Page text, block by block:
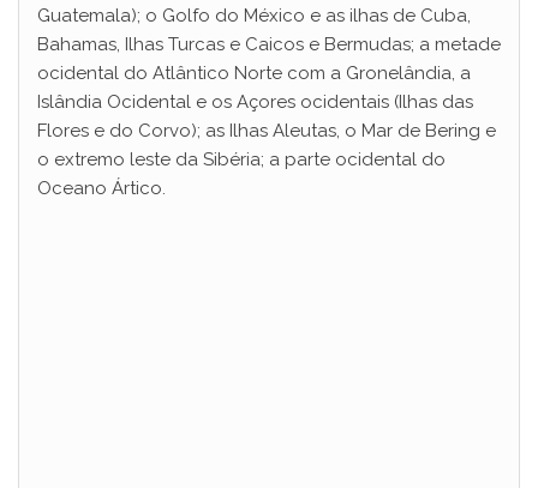
V
i
Guatemala); o Golfo do México e as ilhas de Cuba,
Bahamas, Ilhas Turcas e Caicos e Bermudas; a metade
ocidental do Atlântico Norte com a Gronelândia, a
Islândia Ocidental e os Açores ocidentais (Ilhas das
Flores e do Corvo); as Ilhas Aleutas, o Mar de Bering e
o extremo leste da Sibéria; a parte ocidental do
Oceano Ártico.